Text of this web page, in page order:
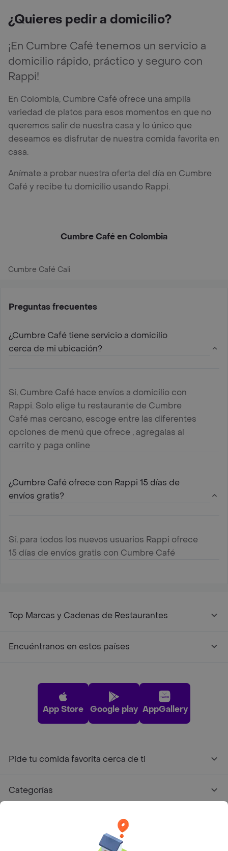
¿Quieres pedir a domicilio?
¡En Cumbre Café tenemos un servicio a
domicilio rápido, práctico y seguro con
Rappi!
En Colombia, Cumbre Café ofrece una amplia
variedad de platos para esos momentos en que no
queremos salir de nuestra casa y lo único que
deseamos es disfrutar de nuestra comida favorita en
casa.
Anímate a probar nuestra oferta del día en Cumbre
Café y recibe tu domicilio usando Rappi.
Cumbre Café en Colombia
Cumbre Café Cali
Preguntas frecuentes
¿Cumbre Café tiene servicio a domicilio
cerca de mi ubicación?
Si, Cumbre Café hace envíos a domicilio con
Rappi. Solo elige tu restaurante de Cumbre
Café mas cercano, escoge entre las diferentes
opciones de menú que ofrece , agregalas al
carrito y paga online
¿Cumbre Café ofrece con Rappi 15 días de
envíos gratis?
Sí, para todos los nuevos usuarios Rappi ofrece
15 días de envíos gratis con Cumbre Café
Top Marcas y Cadenas de Restaurantes
Encuéntranos en estos países
App Store Google play AppGallery
Pide tu comida favorita cerca de ti
Categorías